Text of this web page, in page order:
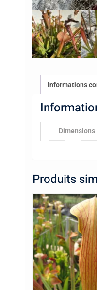
Informations
Dimensions
Produits